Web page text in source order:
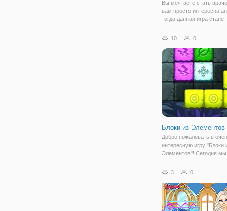
Вы мечтаете стать
вам просто интересна
тогда данная игра
медицины. В этой игре
маленьких ребёночков.
10 0
Блоки из Элементов
Добро пожаловать в
интересную игру "Блоки
Элементов"! Сегодня
сыграть в блоки из
интересных
способны хорошо разить
3 0